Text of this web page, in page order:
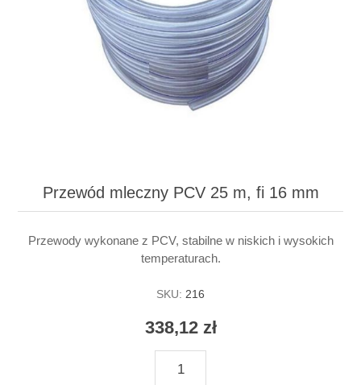
Przewód mleczny PCV 25 m, fi 16 mm
Przewody wykonane z PCV, stabilne w niskich i wysokich
temperaturach.
SKU: 216
338,12 zł